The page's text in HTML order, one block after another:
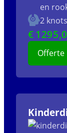
en
2
€ 1295
Offerte